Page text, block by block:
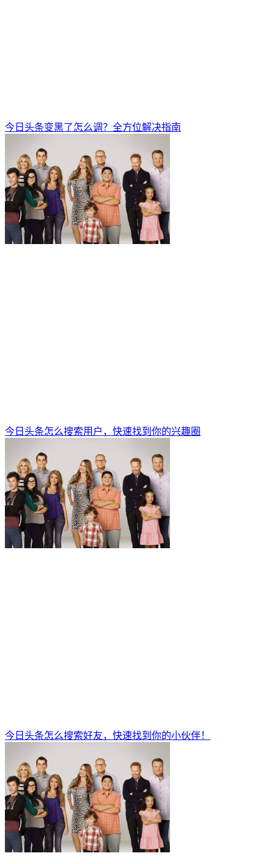
今日头条变黑了怎么调？全方位解决指南
今日头条怎么搜索用户，快速找到你的兴趣圈
今日头条怎么搜索好友，快速找到你的小伙伴！